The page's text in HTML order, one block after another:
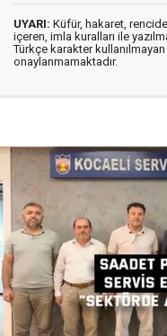
UYARI: Küfür, hakaret,
içeren, imla kuralları ile
Türkçe karakter
onaylanmamaktadır.